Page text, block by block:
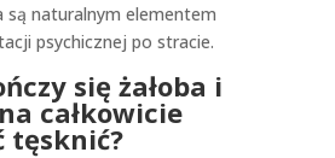
są naturalnym elementem
psychicznej po stracie.
się żałoba i
całkowicie
tęsknić?